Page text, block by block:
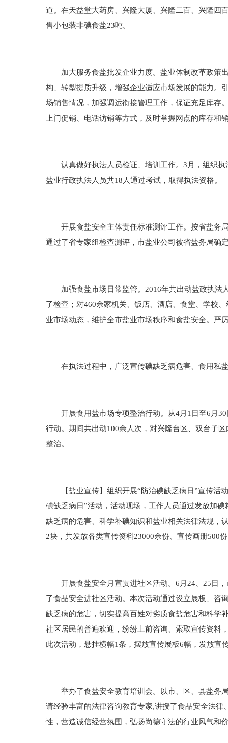
道。在天益堂大药房、兴隆大厦、兴隆二百、兴隆四
售小包装非碘食盐23吨。
加大服务食盐批发企业力度。盐业体制改革政策出
构、转型提质升级，增强企业适应市场发展的能力。
场销售情况，加强调运衔接管理工作，保证充足库存
上门促销、电话访销等方式，及时掌握网点的库存
认真做好执法人员检证、培训工作。3月，组织执
盐业行政执法人员共18人通过考试，取得执法资格。
开展食盐安全主体责任标准测评工作。按省盐务局
通过了省专家组检查测评，市盐业公司被省盐务局确
加强食盐市场日常监管。2016年共出动盐政执法人
了检查；对460余家机关、饭店、酒店、食堂、学校
业市场动态，维护全市盐业市场秩序和食盐安全。严
在执法过程中，广泛宣传碘缺乏病危害、食用私
开展食用盐市场专项整治行动。从4月1日至6月30
行动。期间共出动100余人次，对兴隆台区、双台子
整治。
【盐业宣传】组织开展“防治碘缺乏病日”宣传活动
碘缺乏病日”活动，活动现场，工作人员通过发放加
缺乏病的危害、科学补碘知识和盐业相关法律法规，
2块，共发放各类宣传资料23000余份、宣传画册500
开展食盐安全月宣贯进社区活动。6月24、25日，
了食品安全进社区活动。本次活动通过设立展板、咨
缺乏病的危害，切实提高百姓对劣质食盐危害和科学
社区居民的普遍欢迎，纷纷上前咨询、索取宣传资料
此次活动，悬挂横幅1条，摆放宣传展板6幅，发放宣
举办了食盐安全教育培训会。以市、区、县盐务局
请经验丰富的法律咨询教育专家,讲授了食品安全法
性，营造诚信经营氛围，弘扬尚德守法的行业风气和